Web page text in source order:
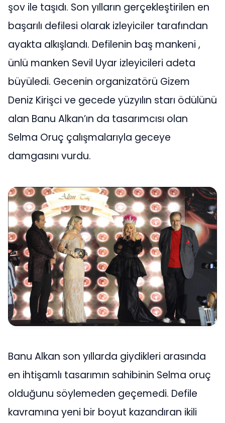
şov ile taşıdı. Son yılların gerçekleştirilen en
başarılı defilesi olarak izleyiciler tarafından
ayakta alkışlandı. Defilenin baş mankeni ,
ünlü manken Sevil Uyar izleyicileri adeta
büyüledi. Gecenin organizatörü Gizem
Deniz Kirişci ve gecede yüzyılın starı ödülünü
alan Banu Alkan’ın da tasarımcısı olan
Selma Oruç çalışmalarıyla geceye
damgasını vurdu.
Banu Alkan son yıllarda giydikleri arasında
en ihtişamlı tasarımın sahibinin Selma oruç
olduğunu söylemeden geçemedi. Defile
kavramına yeni bir boyut kazandıran ikili